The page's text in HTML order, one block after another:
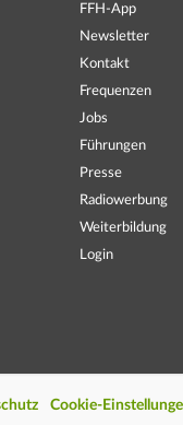
FFH-App
Newsletter
Kontakt
Frequenzen
Jobs
Führungen
Presse
Radiowerbung
Weiterbildung
Login
Cookie-